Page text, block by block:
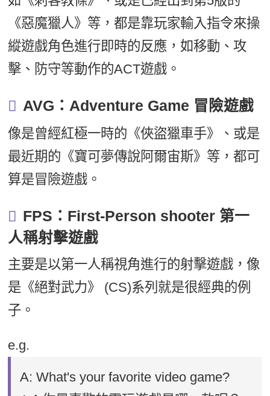
《惡魔獵人》等，都是靠玩家輸入指令來操
縱遊戲角色進行即時的反應，如移動、攻
擊、防守等動作的ACT遊戲。
AVG：Adventure Game 冒險遊戲
像是曾經紅極一時的《俠盜獵車手》、或是
最近期的《寶可夢傳說阿爾宙斯》等，都可
算是冒險遊戲。
FPS：First-Person shooter 第一
人稱射擊遊戲
主要是以第一人稱視角進行的射擊遊戲，像
是《絕對武力》 (CS)系列就是很經典的例
子。
e.g.
A: What's your favorite video game?